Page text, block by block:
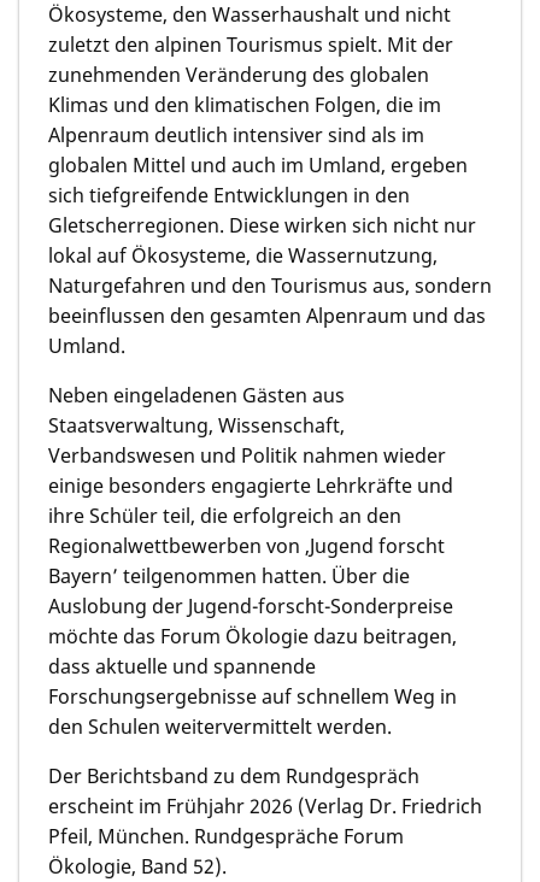
Ökosysteme, den Wasserhaushalt und nicht
zuletzt den alpinen Tourismus spielt. Mit der
zunehmenden Veränderung des globalen
Klimas und den klimatischen Folgen, die im
Alpenraum deutlich intensiver sind als im
globalen Mittel und auch im Umland, ergeben
sich tiefgreifende Entwicklungen in den
Gletscherregionen. Diese wirken sich nicht nur
lokal auf Ökosysteme, die Wassernutzung,
Naturgefahren und den Tourismus aus, sondern
beeinflussen den gesamten Alpenraum und das
Umland.
Neben eingeladenen Gästen aus
Staatsverwaltung, Wissenschaft,
Verbandswesen und Politik nahmen wieder
einige besonders engagierte Lehrkräfte und
ihre Schüler teil, die erfolgreich an den
Regionalwettbewerben von ‚Jugend forscht
Bayern’ teilgenommen hatten. Über die
Auslobung der Jugend-forscht-Sonderpreise
möchte das Forum Ökologie dazu beitragen,
dass aktuelle und spannende
Forschungsergebnisse auf schnellem Weg in
den Schulen weitervermittelt werden.
Der Berichtsband zu dem Rundgespräch
erscheint im Frühjahr 2026 (Verlag Dr. Friedrich
Pfeil, München. Rundgespräche Forum
Ökologie, Band 52).